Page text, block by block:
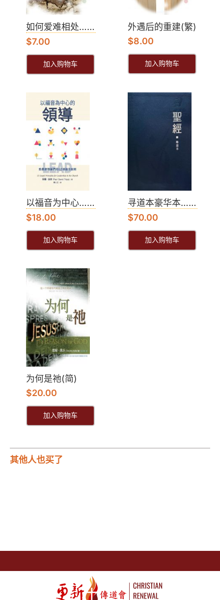
如何爱难相处……
$7.00
加入购物车
外遇后的重建(繁)
$8.00
加入购物车
以福音为中心……
$18.00
加入购物车
寻道本豪华本……
$70.00
加入购物车
为何是祂(简)
$20.00
加入购物车
其他人也买了